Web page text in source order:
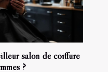
salon de coiffure
?